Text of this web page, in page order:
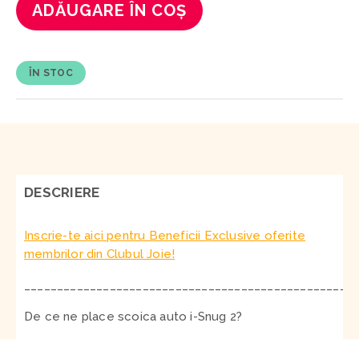
ADĂUGARE ÎN COȘ
ÎN STOC
DESCRIERE
Inscrie-te aici pentru Beneficii Exclusive oferite
membrilor din Clubul Joie!
De ce ne place scoica auto i-Snug 2?